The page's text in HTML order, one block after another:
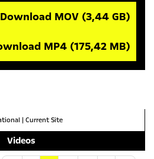
Download MOV (3,44 GB)
MP4 (175,42 MB)
| Current Site
Videos